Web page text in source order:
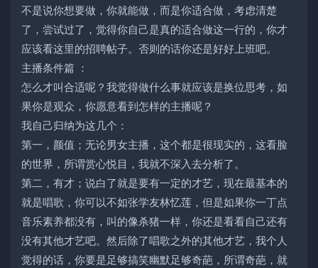
不是说你想要做，你就能做，而是你适合做，考虑清楚
了，尝试过了，觉得你自己是真的适合做这一行的，你才
应该看这里的招聘帖子。否则的话你还是好好上班吧。
主播条件篇 ：
怎么才叫合适呢？我觉得做什么事就应该是换位思考，如
果你是观众，你愿意看到怎样的主播呢？
我自己归纳为这几个：
第一，颜值；无论男女主播，这个都是很现实的，这看脸
的世界，所谓赏心悦目，我就不深入去分析了。
第二，有才；说白了就是要有一定的才艺，现在最基本的
就是唱歌，你可以不如张学友林忆莲，但是如果你一丁点
音乐素养都没有，叫的像杀猪一样，你还是看看自己还有
没有其他才艺吧。然后除了唱歌之外的其他才艺，我个人
觉得的话，你要是足够搞笑幽默足够奇葩，所谓奇葩，就